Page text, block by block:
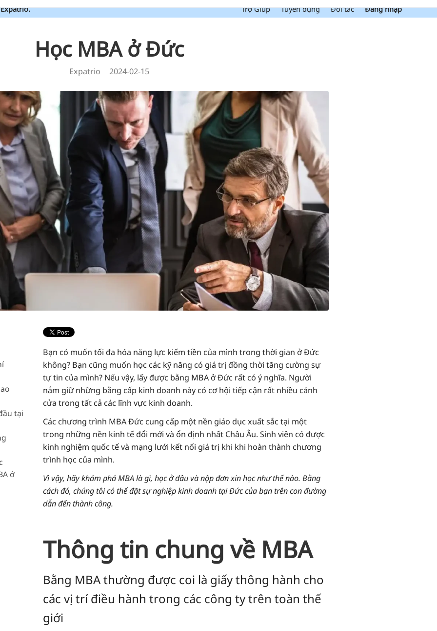
Trợ Giúp Tuyển dụng Đối tác Đăng nhập
Học MBA ở Đức
Expatrio 2024-02-15
tại
ở
Bạn có muốn tối đa hóa năng lực kiếm tiền của mình trong thời gian ở Đức
không? Bạn cũng muốn học các kỹ năng có giá trị đồng thời tăng cường sự
tự tin của mình? Nếu vậy, lấy được bằng MBA ở Đức rất có ý nghĩa. Người
nắm giữ những bằng cấp kinh doanh này có cơ hội tiếp cận rất nhiều cánh
cửa trong tất cả các lĩnh vực kinh doanh.
Các chương trình MBA Đức cung cấp một nền giáo dục xuất sắc tại một
trong những nền kinh tế đổi mới và ổn định nhất Châu Âu. Sinh viên có được
kinh nghiệm quốc tế và mạng lưới kết nối giá trị khi khi hoàn thành chương
trình học của mình.
Vì vậy, hãy khám phá MBA là gì, học ở đâu và nộp đơn xin học như thế nào. Bằng
cách đó, chúng tôi có thể đặt sự nghiệp kinh doanh tại Đức của bạn trên con đường
dẫn đến thành công.
Thông tin chung về MBA
Bằng MBA thường được coi là giấy thông hành cho
các vị trí điều hành trong các công ty trên toàn thế
giới